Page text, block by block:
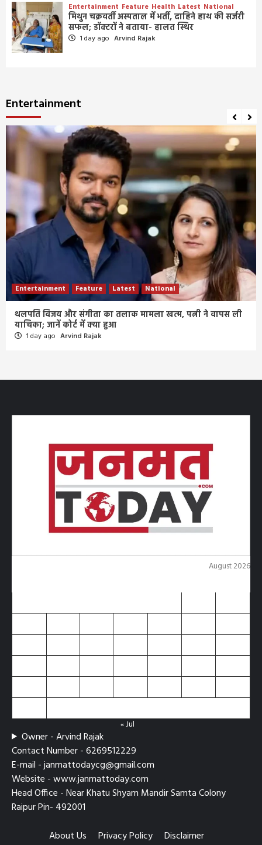
Entertainment Feature Health Latest National
मिथुन चक्रवर्ती अस्पताल में भर्ती, दाहिने हाथ की सर्जरी
सफल; डॉक्टरों ने बताया- हालत स्थिर
1 day ago Arvind Rajak
Entertainment
Entertainment Feature Latest National
थलपति विजय और संगीता का तलाक मामला खत्म, पत्नी ने वापस ली
याचिका; जानें कोर्ट में क्या हुआ
1 day ago Arvind Rajak
August 2026
« Jul
Owner - Arvind Rajak
Contact Number - 6269512229
E-mail - janmattodaycg@gmail.com
Website - www.janmattoday.com
Head Office - Near Khatu Shyam Mandir Samta Colony
Raipur Pin- 492001
About Us
Privacy Policy Disclaimer